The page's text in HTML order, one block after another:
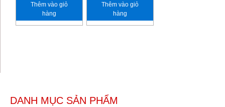
Thêm vào giỏ
hàng
Thêm vào giỏ
hàng
DANH MỤC SẢN PHẨM